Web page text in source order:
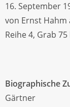
16. September
von Ernst Hahm
Reihe 4, Grab
Biographische
Gärtner